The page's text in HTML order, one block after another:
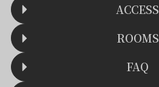
ACCESS
ROOMS
FAQ